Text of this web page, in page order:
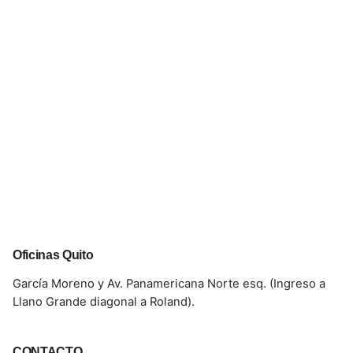
Oficinas Quito
García Moreno y Av. Panamericana Norte esq. (Ingreso a
Llano Grande diagonal a Roland).